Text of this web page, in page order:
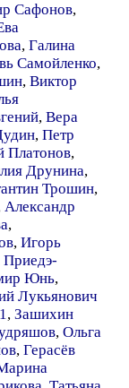
Сафонов,
, Галина
Самойленко,
, Виктор
, Вера
, Петр
Платонов,
Друнина,
Трошин,
Александр
,
, Игорь
Приедэ-
Юнь,
Лукьянович
, Зашихин
, Ольга
, Герасёв